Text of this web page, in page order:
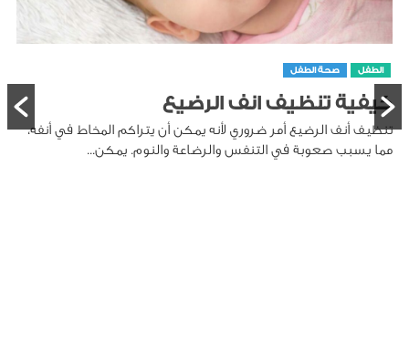
الطفل صحة الطفل
كيفية تنظيف انف الرضيع
تنظيف أنف الرضيع أمر ضروري لأنه يمكن أن يتراكم المخاط في أنفه،
مما يسبب صعوبة في التنفس والرضاعة والنوم. يمكن...